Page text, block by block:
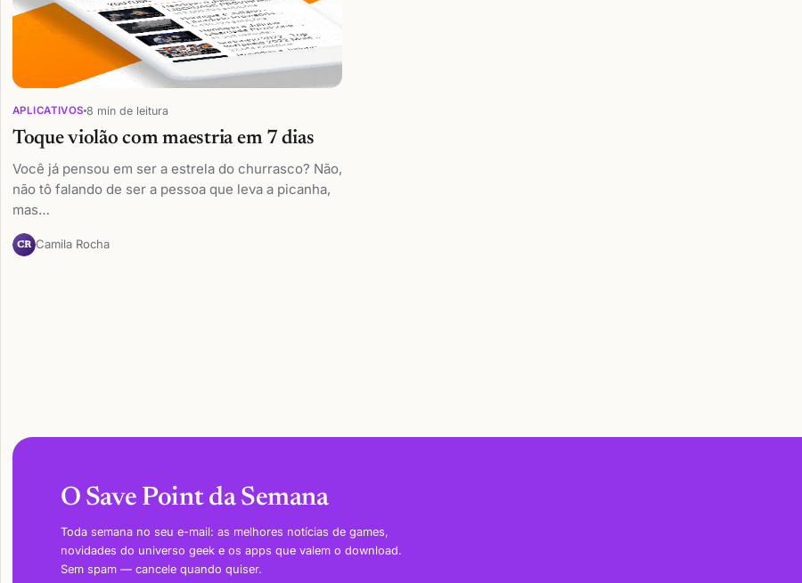
APLICATIVOS 8 min de leitura
Toque violão com maestria em 7 dias
Você já pensou em ser a estrela do churrasco? Não,
não tô falando de ser a pessoa que leva a picanha,
mas…
CR Camila Rocha
O Save Point da Semana
Toda semana no seu e-mail: as melhores notícias de games,
novidades do universo geek e os apps que valem o download.
Sem spam — cancele quando quiser.